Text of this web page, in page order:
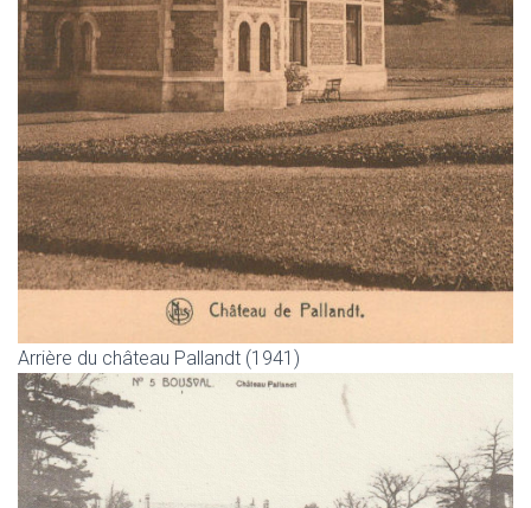
Arrière du château Pallandt (1941)